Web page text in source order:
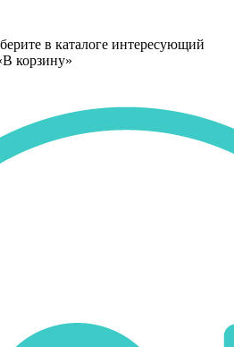
в каталоге интересующий
корзину»